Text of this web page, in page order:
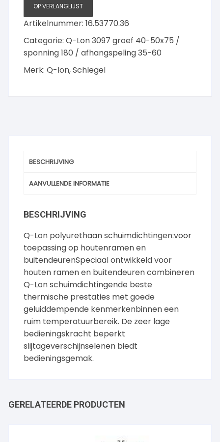
meter
Wit
aantal
OP VERLANGLIJST
Artikelnummer:16.53770.36
Categorie:Q-Lon 3097 groef 40-50x75 /
sponning 180 / afhangspeling 35-60
Merk:Q-lon,Schlegel
BESCHRIJVING
AANVULLENDE INFORMATIE
BESCHRIJVING
Q-Lon polyurethaan schuimdichtingen:voor
toepassing op houtenramen en
buitendeurenSpeciaal ontwikkeld voor
houten ramen en buitendeuren combineren
Q-Lon schuimdichtingende beste
thermische prestaties met goede
geluiddempende kenmerkenbinnen een
ruim temperatuurbereik. De zeer lage
bedieningskracht beperkt
slijtageverschijnselenen biedt
bedieningsgemak.
GERELATEERDE PRODUCTEN